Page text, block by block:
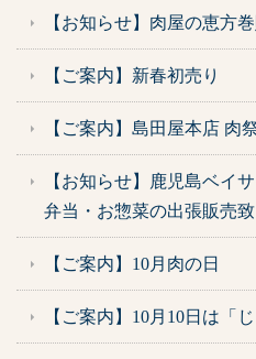
【お知らせ】肉屋の恵方
【ご案内】新春初売り
【ご案内】島田屋本店 肉
【お知らせ】鹿児島ベイ
弁当・お惣菜の出張販売致
【ご案内】10月肉の日
【ご案内】10月10日は「